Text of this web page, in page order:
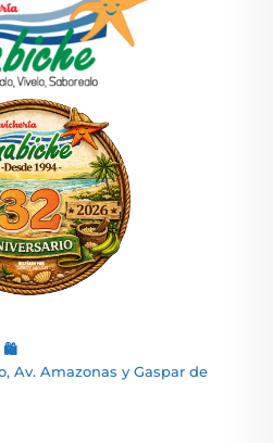
🛍️
Av. Amazonas y Gaspar de